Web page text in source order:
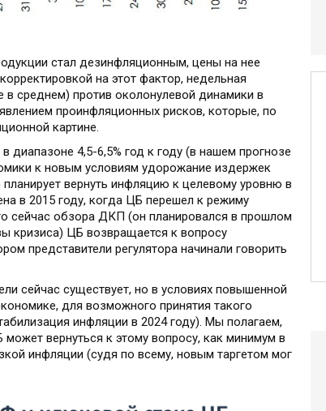
стал дезинфляционным, цены на нее
на этот фактор, недельная
среднем) против околонулевой динамики в
проинфляционных рисков, которые, по
картине.
4,5-6,5% год к году (в нашем прогнозе
к новым условиям удорожание издержек
планирует вернуть инфляцию к целевому уровню в
в 2015 году, когда ЦБ перешел к режиму
сейчас обзора ДКП (он планировался в прошлом
кризиса) ЦБ возвращается к вопросу
представители регулятора начинали говорить
сейчас существует, но в условиях повышенной
для возможного принятия такого
инфляции в 2024 году). Мы полагаем,
вернуться к этому вопросу, как минимум в
инфляции (судя по всему, новым таргетом мог